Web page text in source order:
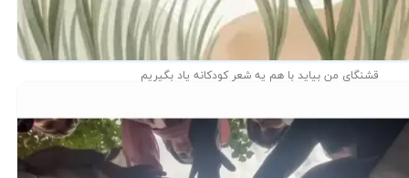
قشنگای من بيايد با هم یه شعر کودکانه ياد بگیریم